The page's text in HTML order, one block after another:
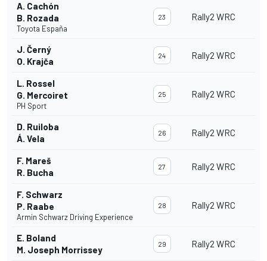
A. Cachón
B. Rozada
Toyota España
23 Rally2 WRC
J. Černý
O. Krajča
24 Rally2 WRC
L. Rossel
G. Mercoiret
PH Sport
25 Rally2 WRC
D. Ruiloba
Á. Vela
26 Rally2 WRC
F. Mareš
R. Bucha
27 Rally2 WRC
F. Schwarz
P. Raabe
Armin Schwarz Driving Experience
28 Rally2 WRC
E. Boland
M. Joseph Morrissey
29 Rally2 WRC